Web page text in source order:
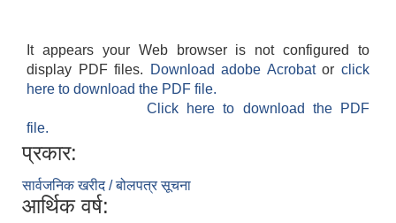
It appears your Web browser is not configured to
display PDF files.
Download adobe Acrobatorclick
here to download the PDF file.
Click here to download the PDF
file.
प्रकार:
सार्वजनिक खरीद / बोलपत्र सूचना
आर्थिक वर्ष: